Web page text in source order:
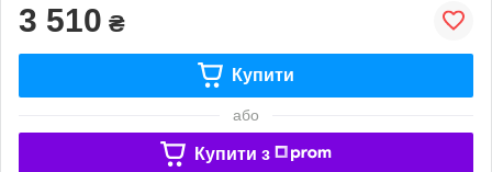
3 510 ₴
Купити
або
Купити з